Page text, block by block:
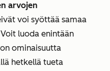
arvojen
voi syöttää samaa
luoda enintään
ominaisuutta
hetkellä tueta